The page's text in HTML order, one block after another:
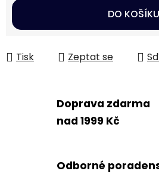
Měrná cena:
DO KOŠÍKU
Tisk Zeptat se
Doprava zdarma
nad 1999 Kč
Odborné